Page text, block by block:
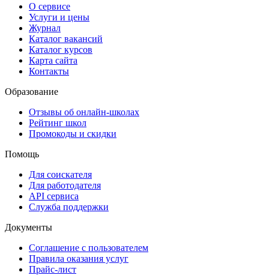
О сервисе
Услуги и цены
Журнал
Каталог вакансий
Каталог курсов
Карта сайта
Контакты
Образование
Отзывы об онлайн-школах
Рейтинг школ
Промокоды и скидки
Помощь
Для соискателя
Для работодателя
API сервиса
Служба поддержки
Документы
Соглашение с пользователем
Правила оказания услуг
Прайс-лист